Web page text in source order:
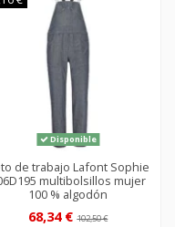
Disponible
de trabajo Lafont Sophie
multibolsillos mujer
100 % algodón
68,34 €102,50 €